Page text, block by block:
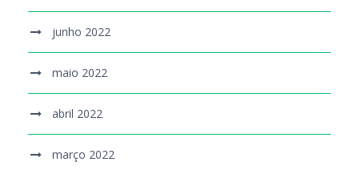
junho 2022
maio 2022
abril 2022
março 2022